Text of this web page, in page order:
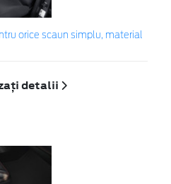
orice scaun simplu, material
detalii